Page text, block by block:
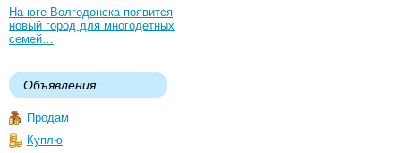
На юге Волгодонска появится
новый город для многодетных
семей…
Объявления
Продам
Куплю